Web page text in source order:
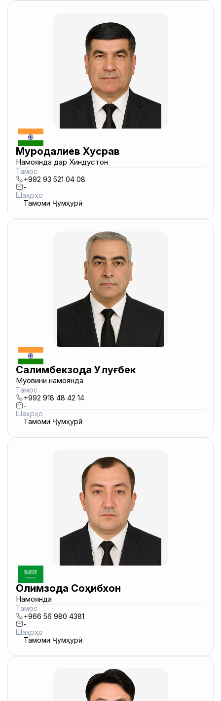
Муродалиев Хусрав
Намоянда дар Хиндустон
Тамос
+992 93 521 04 08
-
Шаҳрҳо
Тамоми Ҷумҳурӣ
Салимбекзода Улуғбек
Муовини намоянда
Тамос
+992 918 48 42 14
-
Шаҳрҳо
Тамоми Ҷумҳурӣ
Олимзода Соҳибхон
Намоянда
Тамос
+966 56 980 4381
-
Шаҳрҳо
Тамоми Ҷумҳурӣ